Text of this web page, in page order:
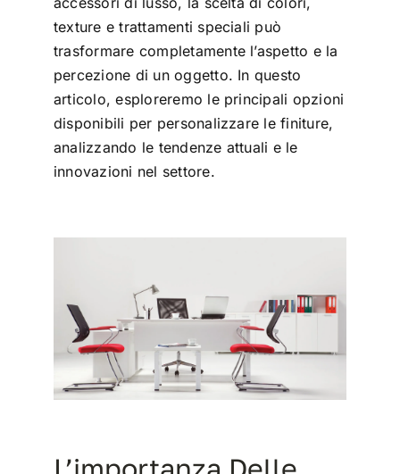
texture e trattamenti speciali può
trasformare completamente l’aspetto e la
percezione di un oggetto. In questo
articolo, esploreremo le principali opzioni
disponibili per personalizzare le finiture,
analizzando le tendenze attuali e le
innovazioni nel settore.